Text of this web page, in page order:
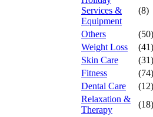
Services &
Equipment
(8)
Others
(50)
Weight Loss
(41)
Skin Care
(31)
Fitness
(74)
Dental Care
(12)
Relaxation &
Therapy
(18)